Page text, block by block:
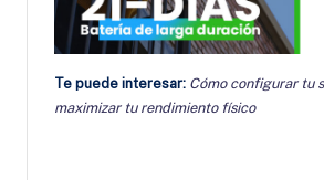
Te puede interesar: Cómo configurar tu
maximizar tu rendimiento físico